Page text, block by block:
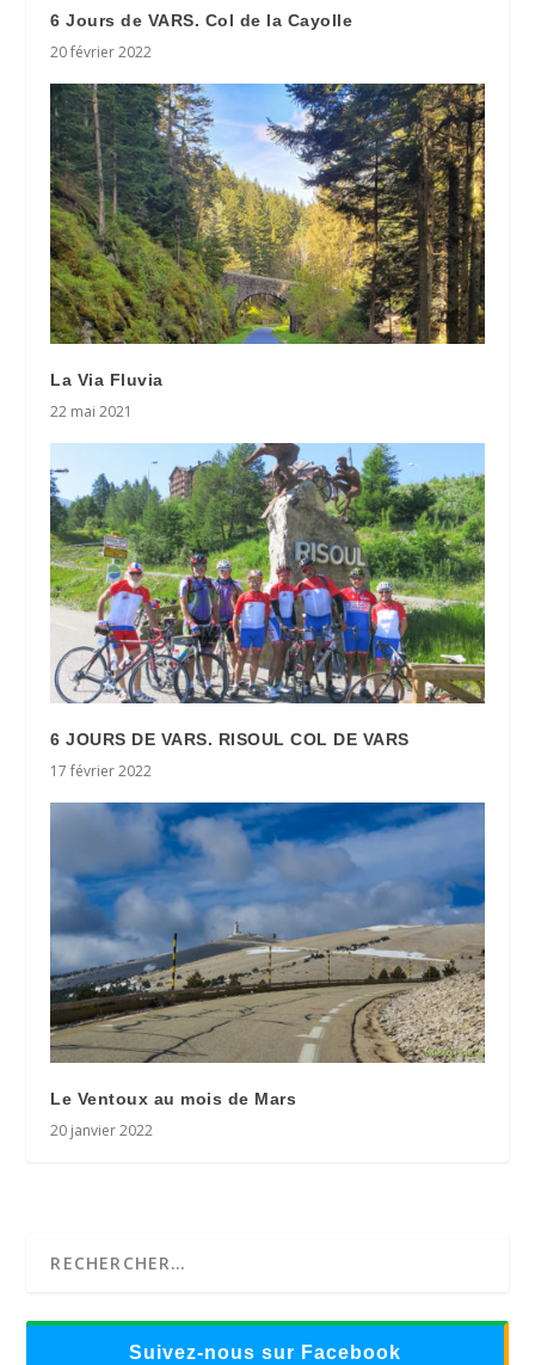
6 Jours de VARS. Col de la Cayolle
20 février 2022
La Via Fluvia
22 mai 2021
6 JOURS DE VARS. RISOUL COL DE VARS
17 février 2022
Le Ventoux au mois de Mars
20 janvier 2022
Suivez-nous sur Facebook